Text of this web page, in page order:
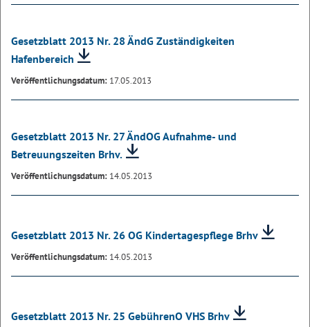
Gesetzblatt 2013 Nr. 28 ÄndG Zuständigkeiten
Hafenbereich
Veröffentlichungsdatum: 17.05.2013
Gesetzblatt 2013 Nr. 27 ÄndOG Aufnahme- und
Betreuungszeiten Brhv.
Veröffentlichungsdatum: 14.05.2013
Gesetzblatt 2013 Nr. 26 OG Kindertagespflege Brhv
Veröffentlichungsdatum: 14.05.2013
Gesetzblatt 2013 Nr. 25 GebührenO VHS Brhv